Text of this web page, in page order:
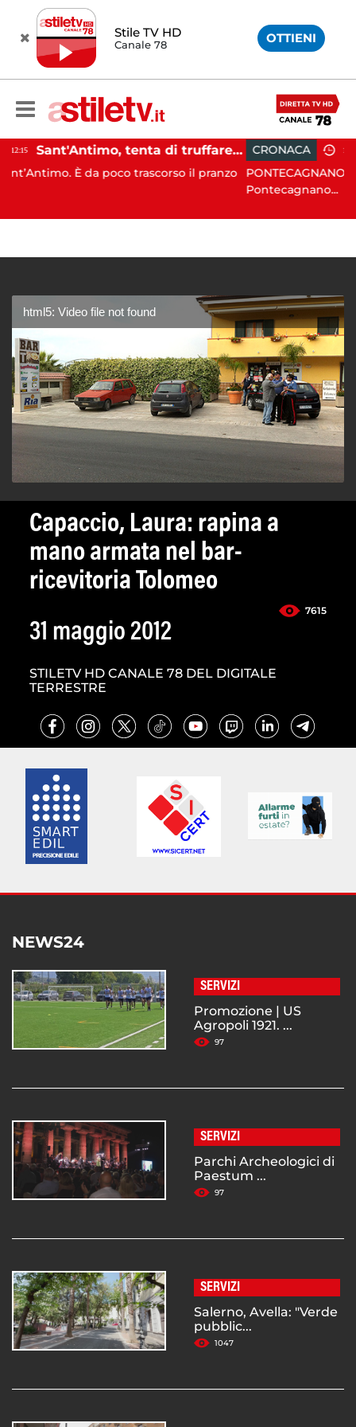
Stile TV HD
Canale 78 OTTIENI
Sant'Antimo, tenta di truffare anziana: 16enne denunciato dai carabinieri
poco trascorso il pranzo
CRONACA 10:09
PONTECAGNANO. Incidente
Pontecagnano...
html5: Video file not found
Capaccio, Laura: rapina a
mano armata nel bar-
ricevitoria Tolomeo
7615
31 maggio 2012
STILETV HD CANALE 78 DEL DIGITALE
TERRESTRE
NEWS24
SERVIZI
Promozione | US
Agropoli 1921. ...
97
SERVIZI
Parchi Archeologici di
Paestum ...
97
SERVIZI
Salerno, Avella: "Verde
pubblic...
1047